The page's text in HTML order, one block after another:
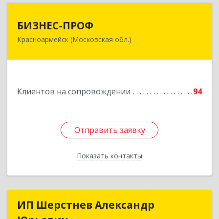
БИЗНЕС-ПРОФ
Красноармейск (Московская обл.)
Клиентов на сопровождении 94
Отправить заявку
Показать контакты
141290, Московская обл, Красноармейск г,
Отправить заявку
Назад
ИП Шерстнев Александр
ИП Шерстнев Александр